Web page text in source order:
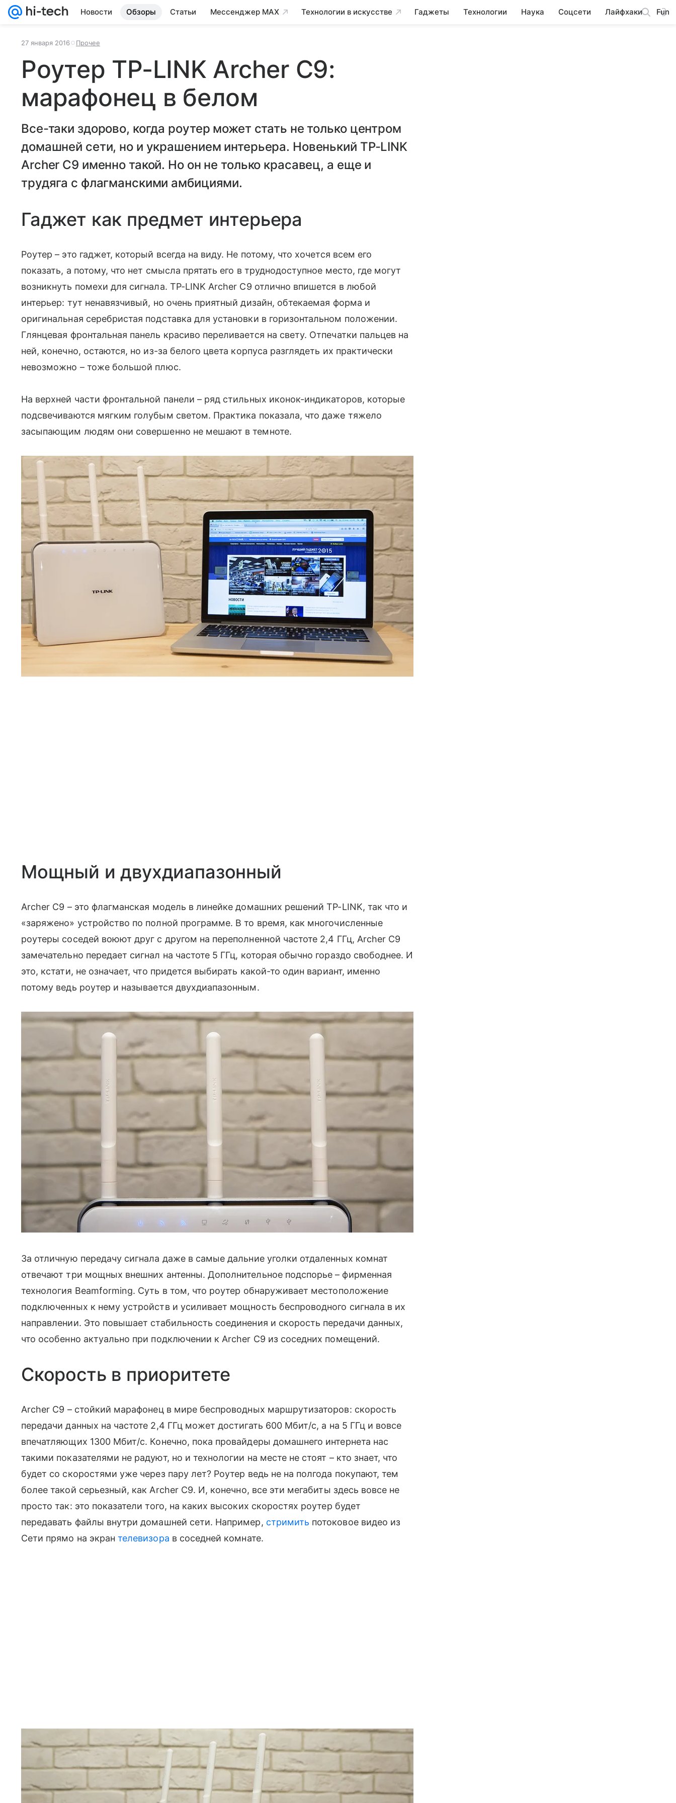
Новости Обзоры Статьи Мессенджер MAX Технологии в искусстве Гаджеты Технологии Наука Соцсети Лайфхаки Fun
27 января 2016 Прочее
Роутер TP-LINK Archer C9:
марафонец в белом
Все-таки здорово, когда роутер может стать не только центром
домашней сети, но и украшением интерьера. Новенький TP-LINK
Archer C9 именно такой. Но он не только красавец, а еще и
трудяга с флагманскими амбициями.
Гаджет как предмет интерьера
Роутер – это гаджет, который всегда на виду. Не потому, что хочется всем его
показать, а потому, что нет смысла прятать его в труднодоступное место, где могут
возникнуть помехи для сигнала. TP-LINK Archer C9 отлично впишется в любой
интерьер: тут ненавязчивый, но очень приятный дизайн, обтекаемая форма и
оригинальная серебристая подставка для установки в горизонтальном положении.
Глянцевая фронтальная панель красиво переливается на свету. Отпечатки пальцев на
ней, конечно, остаются, но из-за белого цвета корпуса разглядеть их практически
невозможно – тоже большой плюс.
На верхней части фронтальной панели – ряд стильных иконок-индикаторов, которые
подсвечиваются мягким голубым светом. Практика показала, что даже тяжело
засыпающим людям они совершенно не мешают в темноте.
Мощный и двухдиапазонный
Archer C9 – это флагманская модель в линейке домашних решений TP-LINK, так что и
«заряжено» устройство по полной программе. В то время, как многочисленные
роутеры соседей воюют друг с другом на переполненной частоте 2,4 ГГц, Archer C9
замечательно передает сигнал на частоте 5 ГГц, которая обычно гораздо свободнее. И
это, кстати, не означает, что придется выбирать какой-то один вариант, именно
потому ведь роутер и называется двухдиапазонным.
За отличную передачу сигнала даже в самые дальние уголки отдаленных комнат
отвечают три мощных внешних антенны. Дополнительное подспорье – фирменная
технология Beamforming. Суть в том, что роутер обнаруживает местоположение
подключенных к нему устройств и усиливает мощность беспроводного сигнала в их
направлении. Это повышает стабильность соединения и скорость передачи данных,
что особенно актуально при подключении к Archer C9 из соседних помещений.
Скорость в приоритете
Archer C9 – стойкий марафонец в мире беспроводных маршрутизаторов: скорость
передачи данных на частоте 2,4 ГГц может достигать 600 Мбит/с, а на 5 ГГц и вовсе
впечатляющих 1300 Мбит/c. Конечно, пока провайдеры домашнего интернета нас
такими показателями не радуют, но и технологии на месте не стоят – кто знает, что
будет со скоростями уже через пару лет? Роутер ведь не на полгода покупают, тем
более такой серьезный, как Archer C9. И, конечно, все эти мегабиты здесь вовсе не
просто так: это показатели того, на каких высоких скоростях роутер будет
передавать файлы внутри домашней сети. Например, стримить потоковое видео из
Сети прямо на экрантелевизора в соседней комнате.